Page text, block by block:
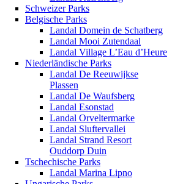
Schweizer Parks
Belgische Parks
Landal Domein de Schatberg
Landal Mooi Zutendaal
Landal Village L’Eau d’Heure
Niederländische Parks
Landal De Reeuwijkse
Plassen
Landal De Waufsberg
Landal Esonstad
Landal Orveltermarke
Landal Sluftervallei
Landal Strand Resort
Ouddorp Duin
Tschechische Parks
Landal Marina Lipno